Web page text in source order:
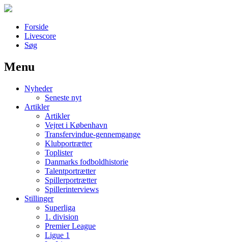
Forside
Livescore
Søg
Наши партнеры
лучшие займы
Menu
Nyheder
Seneste nyt
Artikler
Artikler
Vejret i København
Transfervindue-gennemgange
Klubportrætter
Toplister
Danmarks fodboldhistorie
Talentportrætter
Spillerportrætter
Spillerinterviews
Stillinger
Superliga
1. division
Premier League
Ligue 1